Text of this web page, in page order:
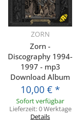
ZORN
Zorn -
Discography 1994-
1997 - mp3
Download Album
10,00 € *
Sofort verfügbar
Lieferzeit:0 Werktage
Details